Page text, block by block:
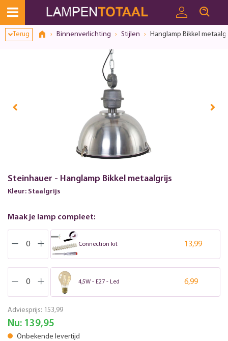
Terug Binnenverlichting Stijlen Hanglamp Bikkel
Steinhauer - Hanglamp Bikkel metaalgrijs
Kleur: Staalgrijs
Maak je lamp compleet:
Connection kit 13,99
4,5W - E27 - Led 6,99
Adviesprijs: 153,99
Nu: 139,95
Onbekende levertijd